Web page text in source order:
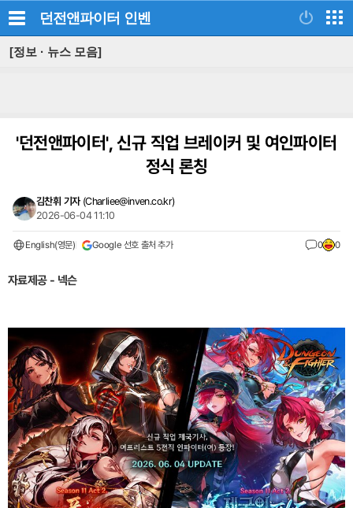
던전앤파이터 인벤
[정보 · 뉴스 모음]
'던전앤파이터', 신규 직업 브레이커 및 여인파이터
정식 론칭
김찬휘 기자 (Charliee@inven.co.kr)
2026-06-04 11:10
English(영문) Google 선호 출처 추가 0 0
자료제공 - 넥슨